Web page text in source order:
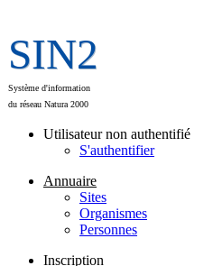
SIN2
Système d'information
du réseau Natura 2000
Utilisateur non authentifié
S'authentifier
Annuaire
Sites
Organismes
Personnes
Inscription